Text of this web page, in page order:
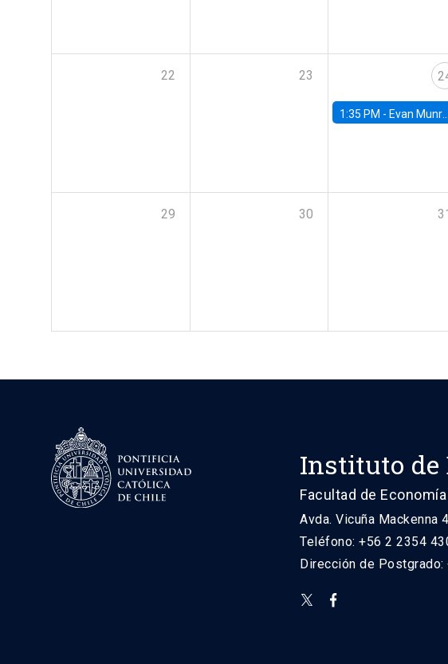
22 23
1:35 PM - Evan Munro, Neyman Visiting Assistant Professor in the Department of Statistics at UC Berkeley
29 30
Instituto de
Facultad de
Avda. Vicuña Mackenna
Teléfono: +56 2 2354
Dirección de